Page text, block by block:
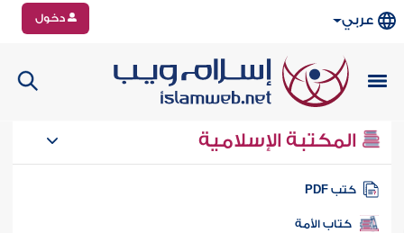
عربي دخول
المكتبة الإسلامية
كتب PDF